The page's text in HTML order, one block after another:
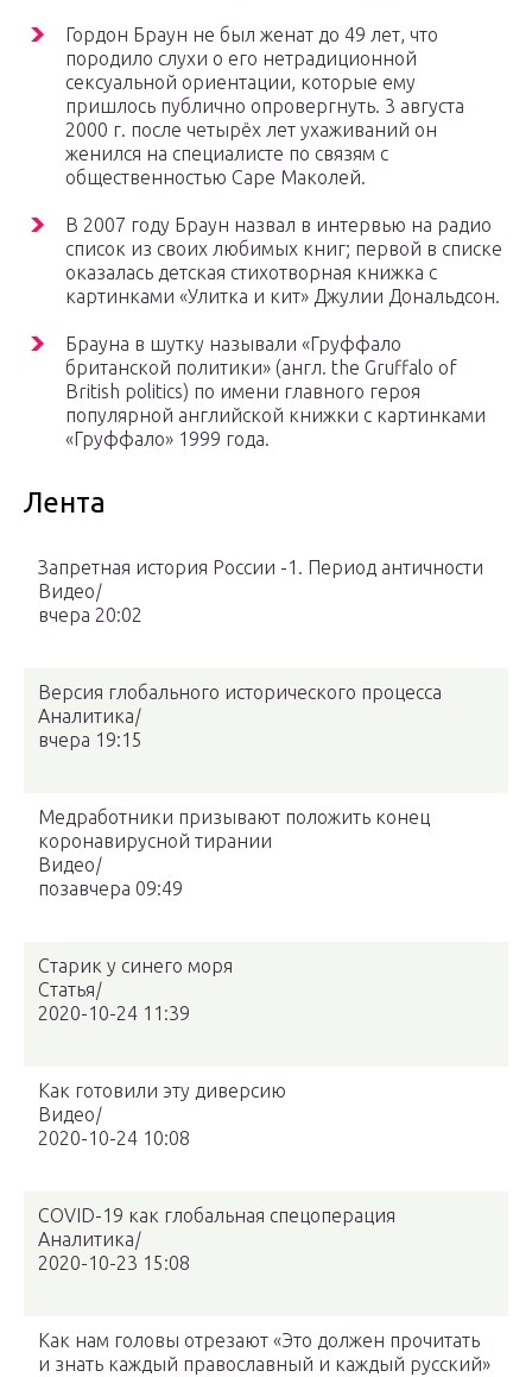
Гордон Браун не был женат до 49 лет, что
породило слухи о его нетрадиционной
сексуальной ориентации, которые ему
пришлось публично опровергнуть. 3 августа
2000 г. после четырёх лет ухаживаний он
женился на специалисте по связям с
общественностью Саре Маколей.
В 2007 году Браун назвал в интервью на радио
список из своих любимых книг; первой в списке
оказалась детская стихотворная книжка с
картинками «Улитка и кит» Джулии Дональдсон.
Брауна в шутку называли «Груффало
британской политики» (англ. the Gruffalo of
British politics) по имени главного героя
популярной английской книжки с картинками
«Груффало» 1999 года.
Лента
Запретная история России -1. Период античности
Видео|
вчера 20:02
Версия глобального исторического процесса
Аналитика|
вчера 19:15
Медработники призывают положить конец
коронавирусной тирании
Видео|
позавчера 09:49
Старик у синего моря
Статья|
2020-10-24 11:39
Как готовили эту диверсию
Видео|
2020-10-24 10:08
COVID-19 как глобальная спецоперация
Аналитика|
2020-10-23 15:08
Как нам головы отрезают «Это должен прочитать
и знать каждый православный и каждый русский»